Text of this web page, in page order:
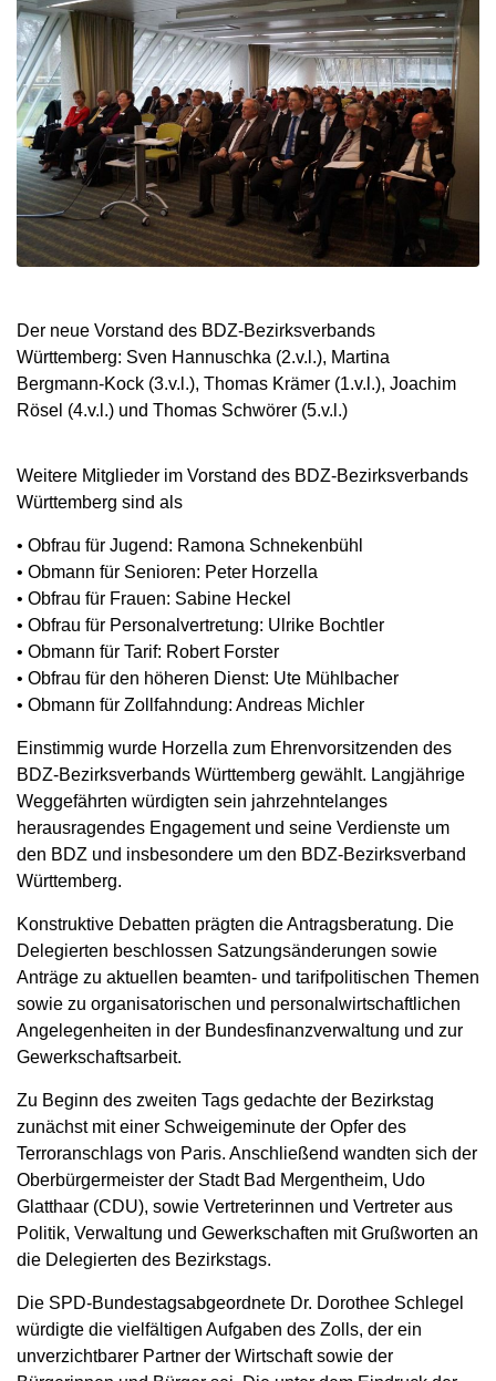
Der neue Vorstand des BDZ-Bezirksverbands
Württemberg: Sven Hannuschka (2.v.l.), Martina
Bergmann-Kock (3.v.l.), Thomas Krämer (1.v.l.), Joachim
Rösel (4.v.l.) und Thomas Schwörer (5.v.l.)
Weitere Mitglieder im Vorstand des BDZ-Bezirksverbands
Württemberg sind als
• Obfrau für Jugend: Ramona Schnekenbühl
• Obmann für Senioren: Peter Horzella
• Obfrau für Frauen: Sabine Heckel
• Obfrau für Personalvertretung: Ulrike Bochtler
• Obmann für Tarif: Robert Forster
• Obfrau für den höheren Dienst: Ute Mühlbacher
• Obmann für Zollfahndung: Andreas Michler
Einstimmig wurde Horzella zum Ehrenvorsitzenden des
BDZ-Bezirksverbands Württemberg gewählt. Langjährige
Weggefährten würdigten sein jahrzehntelanges
herausragendes Engagement und seine Verdienste um
den BDZ und insbesondere um den BDZ-Bezirksverband
Württemberg.
Konstruktive Debatten prägten die Antragsberatung. Die
Delegierten beschlossen Satzungsänderungen sowie
Anträge zu aktuellen beamten- und tarifpolitischen Themen
sowie zu organisatorischen und personalwirtschaftlichen
Angelegenheiten in der Bundesfinanzverwaltung und zur
Gewerkschaftsarbeit.
Zu Beginn des zweiten Tags gedachte der Bezirkstag
zunächst mit einer Schweigeminute der Opfer des
Terroranschlags von Paris. Anschließend wandten sich der
Oberbürgermeister der Stadt Bad Mergentheim, Udo
Glatthaar (CDU), sowie Vertreterinnen und Vertreter aus
Politik, Verwaltung und Gewerkschaften mit Grußworten an
die Delegierten des Bezirkstags.
Die SPD-Bundestagsabgeordnete Dr. Dorothee Schlegel
würdigte die vielfältigen Aufgaben des Zolls, der ein
unverzichtbarer Partner der Wirtschaft sowie der